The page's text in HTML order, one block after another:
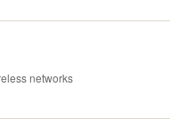
networks